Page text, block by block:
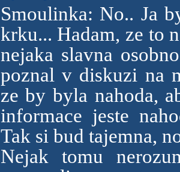
Smoulinka: No.. Ja
krku... Hadam, ze to
nejaka slavna
poznal v diskuzi na
ze by byla nahoda,
informace jeste
Tak si bud tajemna,
Nejak tomu